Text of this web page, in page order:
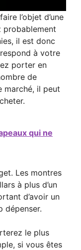
l’objet d’une
probablement
il est donc
à votre
porter en
de
marché, il peut
qui ne
Les montres
à plus d’un
d’avoir un
dépenser.
le plus
si vous êtes